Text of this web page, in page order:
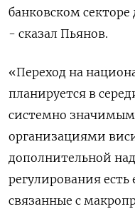
банковском
- сказал Пьянов.
«Переход на
планируется в
системно
организациями
дополнительной
регулирования
связанные с